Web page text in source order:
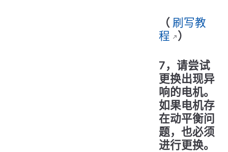
（ 刷写教
程
）
7，请尝试
更换出现异
响的电机。
如果电机存
在动平衡问
题，也必须
进行更换。